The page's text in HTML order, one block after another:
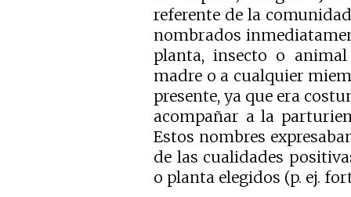
referente de la
nombrados
planta, insecto o
madre o a cualquier
presente, ya que era
acompañar a la
Estos nombres
de las cualidades
o planta elegidos (p. ej.